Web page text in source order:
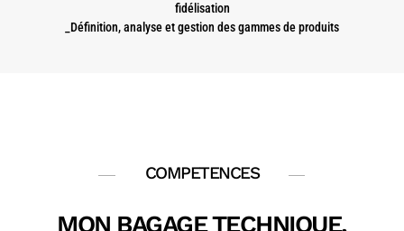
fidélisation
_Définition, analyse et gestion des gammes de produits
COMPETENCES
MON BAGAGE TECHNIQUE.